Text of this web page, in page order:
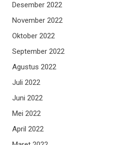
Desember 2022
November 2022
Oktober 2022
September 2022
Agustus 2022
Juli 2022
Juni 2022
Mei 2022
April 2022